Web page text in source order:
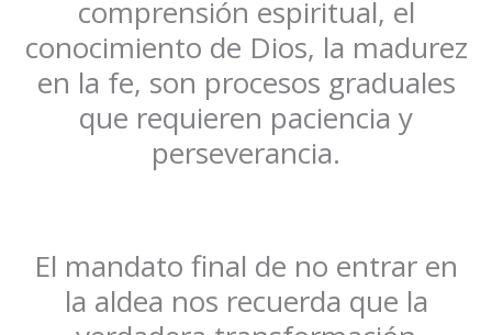
comprensión espiritual, el
conocimiento de Dios, la madurez
en la fe, son procesos graduales
que requieren paciencia y
perseverancia.
El mandato final de no entrar en
la aldea nos recuerda que la